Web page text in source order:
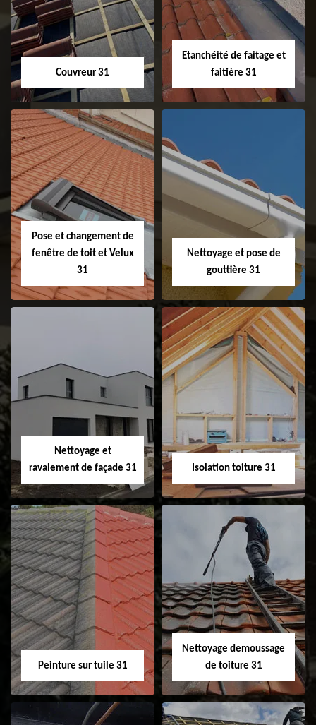
Couvreur 31
Couvreur 31
Etanchéité de faitage et
faitière 31
Etanchéité de
faitage et faitière
31
Pose et changement de
fenêtre de toit et Velux
31
Pose et
changement de
fenêtre de toit et
Velux 31
Nettoyage et pose de
gouttière 31
Nettoyage et pose
Nettoyage et
ravalement de façade 31
Nettoyage et
ravalement de
façade 31
Isolation toiture 31
Isolation toiture 31
Peinture sur tuile 31
Nettoyage demoussage
de toiture 31